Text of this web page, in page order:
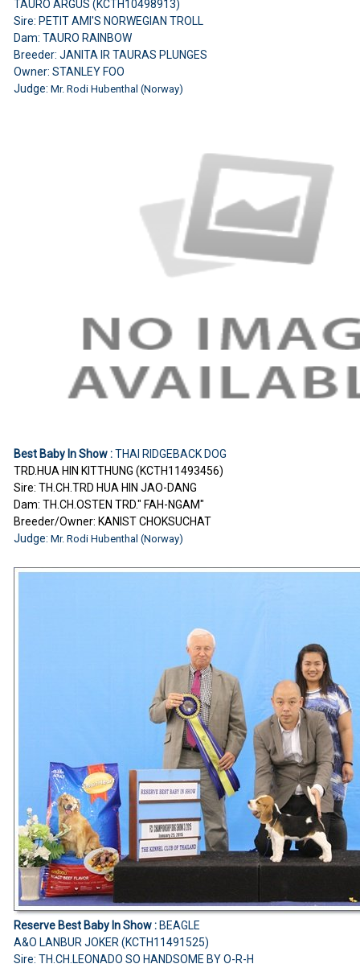
TAURO ARGUS (KCTH10498913)
Sire: PETIT AMI'S NORWEGIAN TROLL
Dam: TAURO RAINBOW
Breeder: JANITA IR TAURAS PLUNGES
Owner: STANLEY FOO
Judge: Mr. Rodi Hubenthal (Norway)
Best Baby In Show :THAI RIDGEBACK DOG
TRD.HUA HIN KITTHUNG (KCTH11493456)
Sire: TH.CH.TRD HUA HIN JAO-DANG
Dam: TH.CH.OSTEN TRD." FAH-NGAM"
Breeder/Owner: KANIST CHOKSUCHAT
Judge: Mr. Rodi Hubenthal (Norway)
Reserve Best Baby In Show :BEAGLE
A&O LANBUR JOKER (KCTH11491525)
Sire: TH.CH.LEONADO SO HANDSOME BY O-R-H